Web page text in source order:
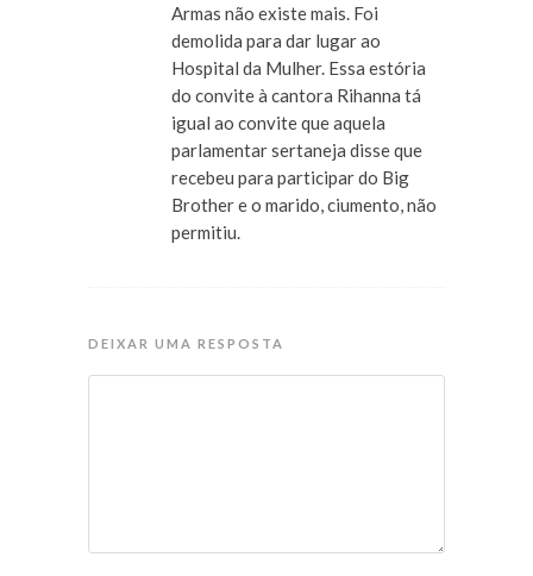
Armas não existe mais. Foi
demolida para dar lugar ao
Hospital da Mulher. Essa estória
do convite à cantora Rihanna tá
igual ao convite que aquela
parlamentar sertaneja disse que
recebeu para participar do Big
Brother e o marido, ciumento, não
permitiu.
DEIXAR UMA RESPOSTA